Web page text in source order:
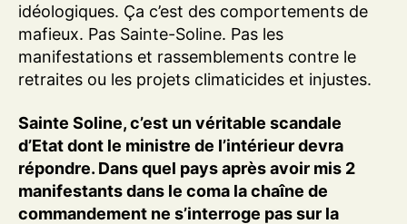
idéologiques. Ça c’est des comportements de
mafieux. Pas Sainte-Soline. Pas les
manifestations et rassemblements contre le
retraites ou les projets climaticides et injustes.
Sainte Soline, c’est un véritable scandale
d’Etat dont le ministre de l’intérieur devra
répondre. Dans quel pays après avoir mis 2
manifestants dans le coma la chaîne de
commandement ne s’interroge pas sur la